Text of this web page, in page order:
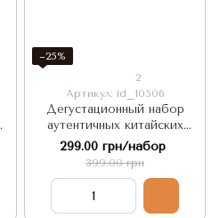
−25%
2
Артикул: id_10506
Дегустационный набор
аутентичных китайских
Пуэров "Чайная радость"
13шт
299.00 грн/набор
399.00 грн